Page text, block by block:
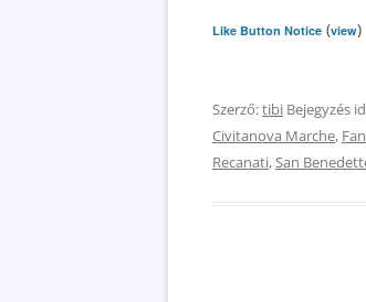
Like Button Notice (view)
Szerző:tibi Bejegyzés
Civitanova Marche,
Recanati,San